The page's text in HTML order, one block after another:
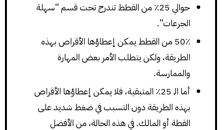
حوالي 25٪ من القطط تندرج تحت قسم “سهلة
الجرعات”.
50٪ من القطط يمكن إعطاؤها الأقراص بهذه
الطريقة، ولكن يتطلب الأمر بعض المهارة
والممارسة.
أما الـ 25٪ المتبقية، فلا يمكن إعطاؤها الأقراص
بهذه الطريقة دون التسبب في ضغط شديد على
القطة أو المالك. في هذه الحالة، من الأفضل